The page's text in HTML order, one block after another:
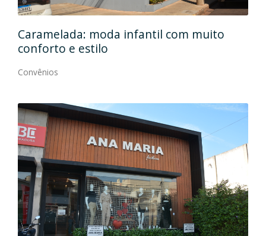
Caramelada: moda infantil com muito
conforto e estilo
Convênios